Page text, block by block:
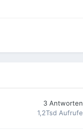
3 Antworten
1,2Tsd Aufrufe